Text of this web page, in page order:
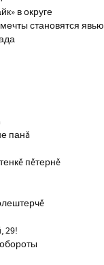
в округе
становятся явью
панă
пĕтернĕ
29!